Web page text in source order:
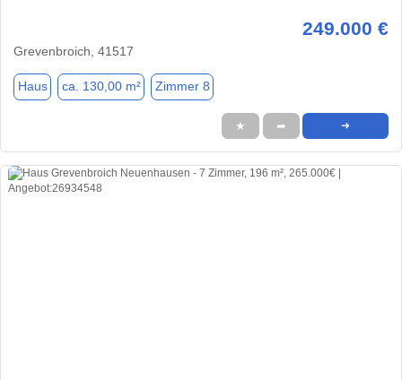
249.000 €
Grevenbroich, 41517
Haus ca. 130,00 m² Zimmer 8
★ ➦ ➜